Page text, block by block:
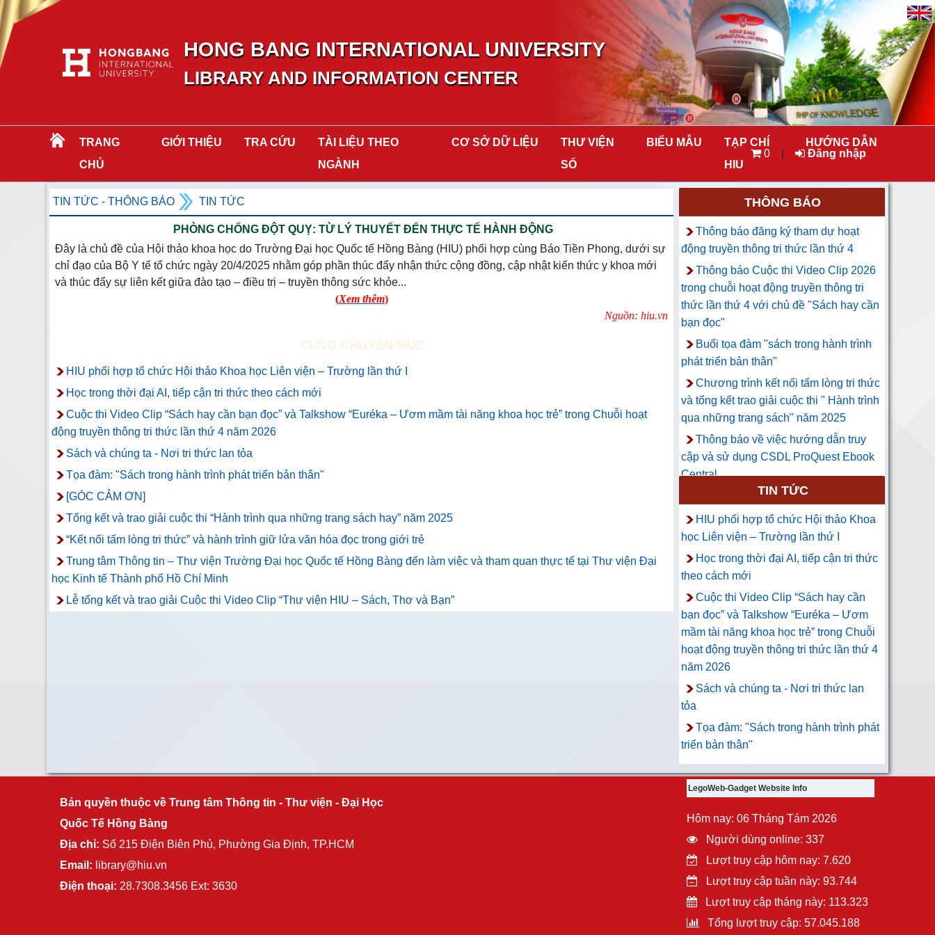
HONG BANG INTERNATIONAL UNIVERSITY
LIBRARY AND INFORMATION CENTER
TRANG
CHỦ
GIỚI THIỆU TRA CỨU
TÀI LIỆU THEO
NGÀNH
CƠ SỞ DỮ LIỆU
THƯ VIỆN
SỐ
BIỂU MẪU
TẠP CHÍ
HIU
HƯỚNG DẪN
0
Đăng nhập
TIN TỨC - THÔNG BÁO TIN TỨC
PHÒNG CHỐNG ĐỘT QUỴ: TỪ LÝ THUYẾT ĐẾN THỰC TẾ HÀNH ĐỘNG
Đây là chủ đề của Hội thảo khoa học do Trường Đại học Quốc tế Hồng Bàng (HIU) phối hợp cùng Báo Tiền Phong, dưới sự
chỉ đạo của Bộ Y tế tổ chức ngày 20/4/2025 nhằm góp phần thúc đẩy nhận thức cộng đồng, cập nhật kiến thức y khoa mới
và thúc đẩy sự liên kết giữa đào tạo – điều trị – truyền thông sức khỏe...
(Xem thêm)
Nguồn: hiu.vn
CÙNG CHUYÊN MỤC
HIU phối hợp tổ chức Hội thảo Khoa học Liên viện – Trường lần thứ I
Học trong thời đại AI, tiếp cận tri thức theo cách mới
Cuộc thi Video Clip “Sách hay cần bạn đọc” và Talkshow “Euréka – Ươm mầm tài năng khoa học trẻ” trong Chuỗi hoạt
động truyền thông tri thức lần thứ 4 năm 2026
Sách và chúng ta - Nơi tri thức lan tỏa
Tọa đàm: "Sách trong hành trình phát triển bản thân"
[GÓC CẢM ƠN]
Tổng kết và trao giải cuộc thi “Hành trình qua những trang sách hay” năm 2025
“Kết nối tấm lòng tri thức” và hành trình giữ lửa văn hóa đọc trong giới trẻ
Trung tâm Thông tin – Thư viện Trường Đại học Quốc tế Hồng Bàng đến làm việc và tham quan thực tế tại Thư viện Đại
học Kinh tế Thành phố Hồ Chí Minh
Lễ tổng kết và trao giải Cuộc thi Video Clip “Thư viện HIU – Sách, Thơ và Bạn”
THÔNG BÁO
Thông báo đăng ký tham dự hoạt
động truyền thông tri thức lần thứ 4
Thông báo Cuộc thi Video Clip 2026
trong chuỗi hoạt động truyền thông tri
thức lần thứ 4 với chủ đề "Sách hay cần
bạn đọc"
Buổi tọa đàm "sách trong hành trình
phát triển bản thân"
Chương trình kết nối tấm lòng tri thức
và tổng kết trao giải cuộc thi " Hành trình
qua những trang sách" năm 2025
Thông báo về việc hướng dẫn truy
cập và sử dụng CSDL ProQuest Ebook
Central
TIN TỨC
HIU phối hợp tổ chức Hội thảo Khoa
học Liên viện – Trường lần thứ I
Học trong thời đại AI, tiếp cận tri thức
theo cách mới
Cuộc thi Video Clip “Sách hay cần
bạn đọc” và Talkshow “Euréka – Ươm
mầm tài năng khoa học trẻ” trong Chuỗi
hoạt động truyền thông tri thức lần thứ 4
năm 2026
Sách và chúng ta - Nơi tri thức lan
tỏa
Tọa đàm: "Sách trong hành trình phát
triển bản thân"
Bản quyền thuộc về Trung tâm Thông tin - Thư viện - Đại Học
Quốc Tế Hồng Bàng
Địa chỉ: Số 215 Điện Biên Phủ, Phường Gia Định, TP.HCM
Email: library@hiu.vn
Điện thoại: 28.7308.3456 Ext: 3630
LegoWeb-Gadget Website Info
Hôm nay: 06 Tháng Tám 2026
Người dùng online: 337
Lượt truy cập hôm nay: 7.620
Lượt truy cập tuần này: 93.744
Lượt truy cập tháng này: 113.323
Tổng lượt truy cập: 57.045.188